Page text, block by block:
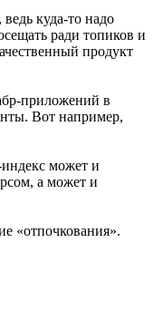
куда-то надо
ради топиков и
продукт
приложений в
Вот например,
может и
а может и
«отпочкования».